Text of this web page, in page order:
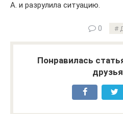
А. и разрулила ситуацию.
0
Понравилась